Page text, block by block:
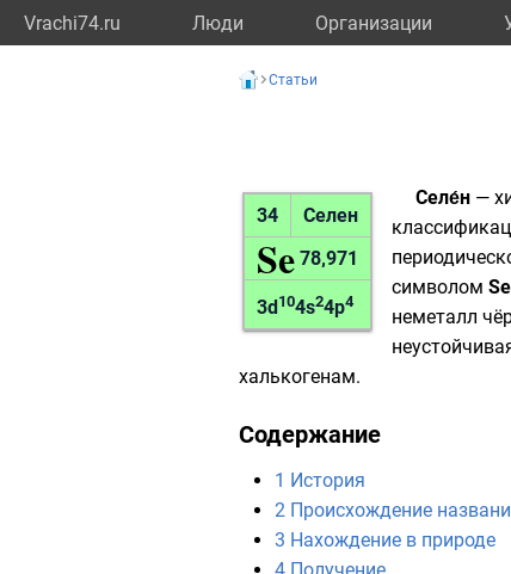
Vrachi74.ru Люди Организации
Статьи
34 Селен
Se 78,971
3d 104s24p4
Селе́н —
символомSe
неметалл
халькогенам.
Содержание
1 История
2 Происхождение
3 Нахождение в природе